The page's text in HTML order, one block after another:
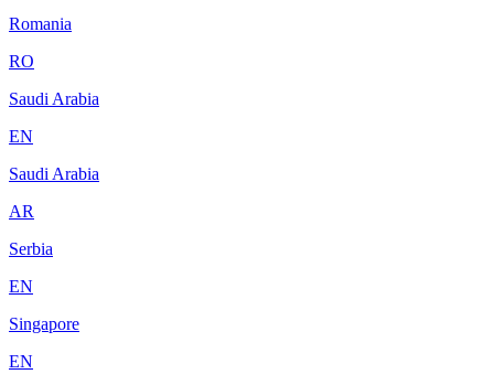
Romania
RO
Saudi Arabia
EN
Saudi Arabia
AR
Serbia
EN
Singapore
EN